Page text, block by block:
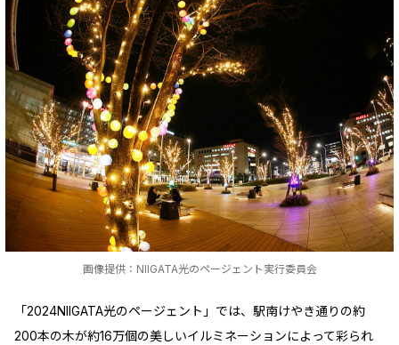
画像提供：NIIGATA光のページェント実行委員会
「2024NIIGATA光のページェント」では、駅南けやき通りの約
200本の木が約16万個の美しいイルミネーションによって彩られ